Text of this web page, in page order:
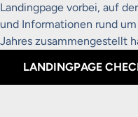
Landingpage vorbei, auf
und Informationen rund
Jahres zusammengestellt
LANDINGPAGE